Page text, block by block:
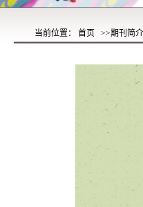
当前位置： 首页 >>期刊简介